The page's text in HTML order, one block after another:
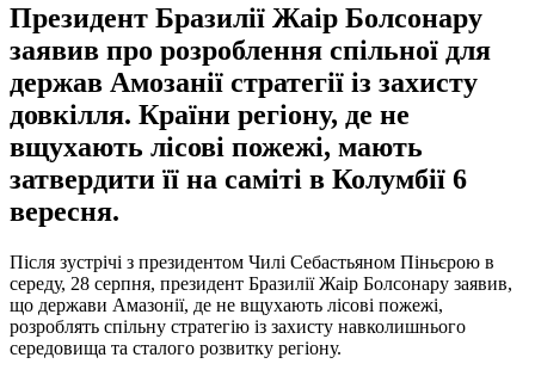
Президент Бразилії Жаір Болсонару
заявив про розроблення спільної для
держав Амозанії стратегії із захисту
довкілля. Країни регіону, де не
вщухають лісові пожежі, мають
затвердити її на саміті в Колумбії 6
вересня.
Після зустрічі з президентом Чилі Себастьяном Піньєрою в
середу, 28 серпня, президент Бразилії Жаір Болсонару заявив,
що держави Амазонії, де не вщухають лісові пожежі,
розроблять спільну стратегію із захисту навколишнього
середовища та сталого розвитку регіону.